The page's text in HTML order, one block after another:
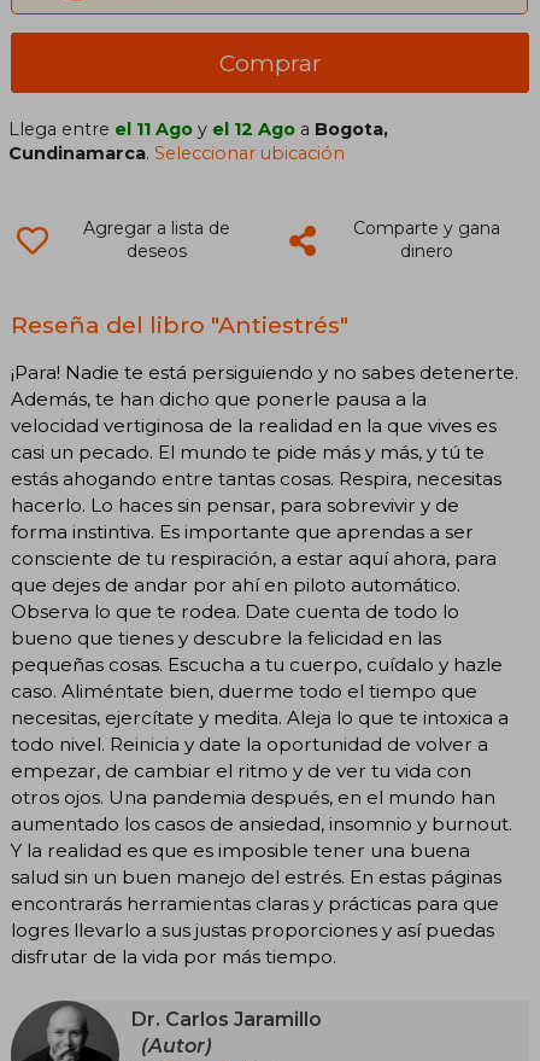
Comprar
Llega entre el 11 Ago y el 12 Ago a Bogota,
Cundinamarca.Seleccionar ubicación
Agregar a lista de
deseos
Comparte y gana
dinero
Reseña del libro "Antiestrés"
¡Para! Nadie te está persiguiendo y no sabes detenerte.
Además, te han dicho que ponerle pausa a la
velocidad vertiginosa de la realidad en la que vives es
casi un pecado. El mundo te pide más y más, y tú te
estás ahogando entre tantas cosas. Respira, necesitas
hacerlo. Lo haces sin pensar, para sobrevivir y de
forma instintiva. Es importante que aprendas a ser
consciente de tu respiración, a estar aquí ahora, para
que dejes de andar por ahí en piloto automático.
Observa lo que te rodea. Date cuenta de todo lo
bueno que tienes y descubre la felicidad en las
pequeñas cosas. Escucha a tu cuerpo, cuídalo y hazle
caso. Aliméntate bien, duerme todo el tiempo que
necesitas, ejercítate y medita. Aleja lo que te intoxica a
todo nivel. Reinicia y date la oportunidad de volver a
empezar, de cambiar el ritmo y de ver tu vida con
otros ojos. Una pandemia después, en el mundo han
aumentado los casos de ansiedad, insomnio y burnout.
Y la realidad es que es imposible tener una buena
salud sin un buen manejo del estrés. En estas páginas
encontrarás herramientas claras y prácticas para que
logres llevarlo a sus justas proporciones y así puedas
disfrutar de la vida por más tiempo.
Dr. Carlos Jaramillo
(Autor)